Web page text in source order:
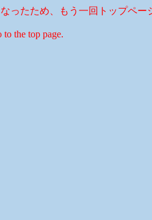
ったため、もう一回トップペー
to the top page.